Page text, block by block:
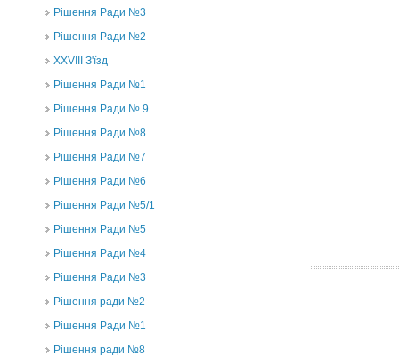
Рішення Ради №3
Рішення Ради №2
XXVIII З'їзд
Рішення Ради №1
Рішення Ради № 9
Рішення Ради №8
Рішення Ради №7
Рішення Ради №6
Рішення Ради №5/1
Рішення Ради №5
Рішення Ради №4
Рішення Ради №3
Рішення ради №2
Рішення Ради №1
Рішення ради №8